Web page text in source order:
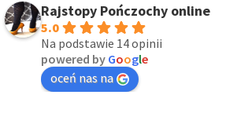
Rajstopy Pończochy online
5.0
Na podstawie 14 opinii
powered by Google
oceń nas na